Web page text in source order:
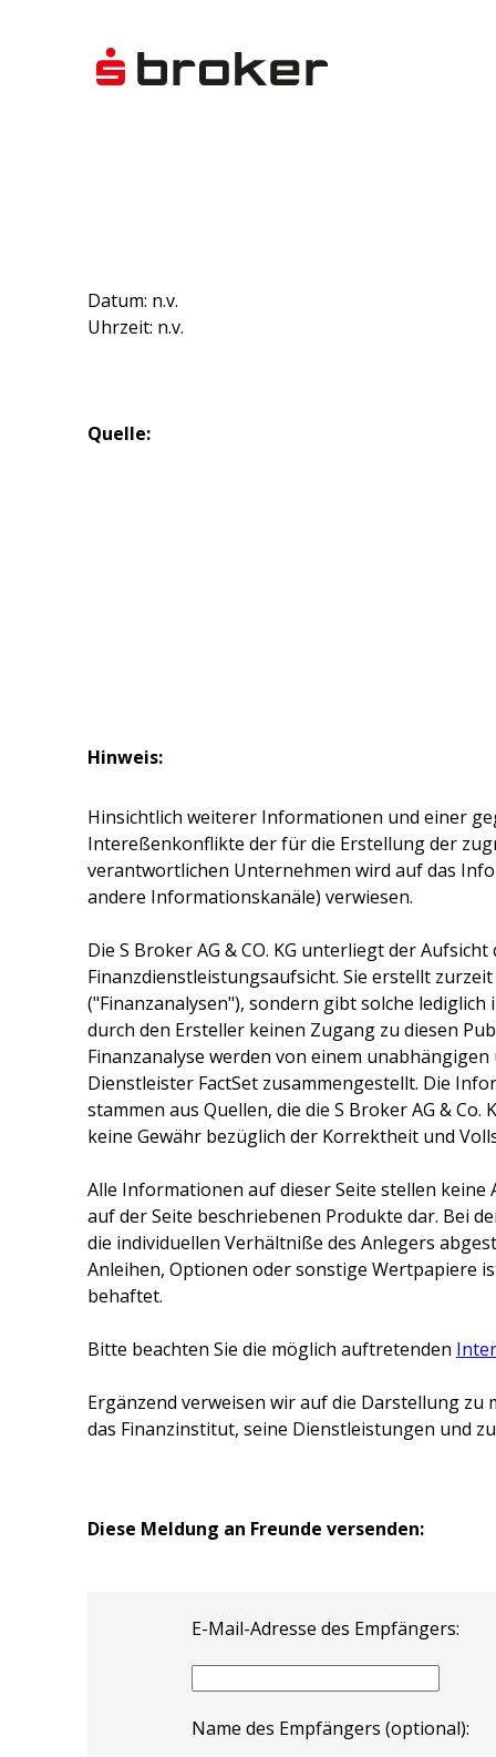
Datum: n.v.
Uhrzeit: n.v.
Quelle:
Hinweis:
Hinsichtlich weiterer Informationen und einer
Intereßenkonflikte der für die Erstellung der
verantwortlichen Unternehmen wird auf das
andere Informationskanäle) verwiesen.
Die S Broker AG & CO. KG unterliegt der Aufsicht
Finanzdienstleistungsaufsicht. Sie erstellt
("Finanzanalysen"), sondern gibt solche
durch den Ersteller keinen Zugang zu diesen
Finanzanalyse werden von einem
Dienstleister FactSet zusammengestellt. Die
stammen aus Quellen, die die S Broker AG & Co.
keine Gewähr bezüglich der Korrektheit und
Alle Informationen auf dieser Seite stellen
auf der Seite beschriebenen Produkte dar. Bei
die individuellen Verhältniße des Anlegers
Anleihen, Optionen oder sonstige Wertpapiere
behaftet.
Bitte beachten Sie die möglich auftretenden
Ergänzend verweisen wir auf die Darstellung
das Finanzinstitut, seine Dienstleistungen und
Diese Meldung an Freunde versenden:
E-Mail-Adresse des Empfängers:
Name des Empfängers (optional):